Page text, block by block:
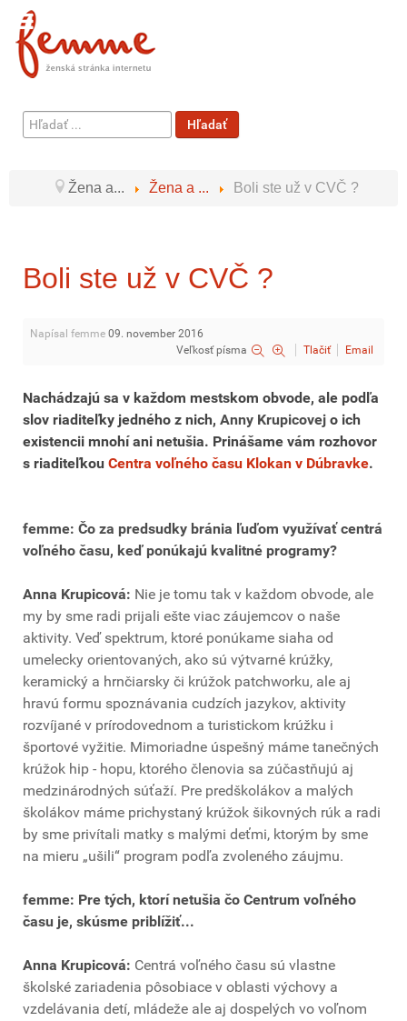
Hľadať
...
Hľadať
Žena a... Žena a ... Boli ste už v CVČ ?
Boli ste už v CVČ ?
Napísal femme 09. november 2016
Veľkosť písma
Tlačiť Email
Nachádzajú sa v každom mestskom obvode, ale podľa
slov riaditeľky jedného z nich, Anny Krupicovej o ich
existencii mnohí ani netušia. Prinášame vám rozhovor
s riaditeľkou Centra voľného času Klokan v Dúbravke.
femme: Čo za predsudky bránia ľuďom využívať centrá
voľného času, keď ponúkajú kvalitné programy?
Anna Krupicová: Nie je tomu tak v každom obvode, ale
my by sme radi prijali ešte viac záujemcov o naše
aktivity. Veď spektrum, ktoré ponúkame siaha od
umelecky orientovaných, ako sú výtvarné krúžky,
keramický a hrnčiarsky či krúžok patchworku, ale aj
hravú formu spoznávania cudzích jazykov, aktivity
rozvíjané v prírodovednom a turistickom krúžku i
športové vyžitie. Mimoriadne úspešný máme tanečných
krúžok hip - hopu, ktorého členovia sa zúčastňujú aj
medzinárodných súťaží. Pre predškolákov a malých
školákov máme prichystaný krúžok šikovných rúk a radi
by sme privítali matky s malými deťmi, ktorým by sme
na mieru „ušili“ program podľa zvoleného záujmu.
femme: Pre tých, ktorí netušia čo Centrum voľného
času je, skúsme priblížiť...
Anna Krupicová: Centrá voľného času sú vlastne
školské zariadenia pôsobiace v oblasti výchovy a
vzdelávania detí, mládeže ale aj dospelých vo voľnom